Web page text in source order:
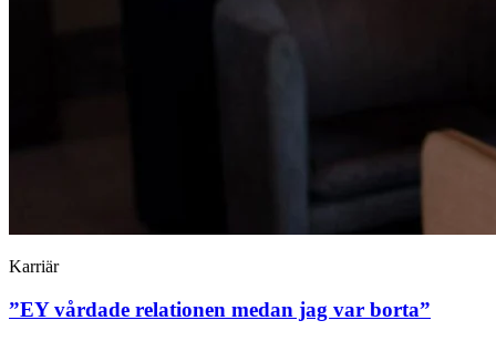
Karriär
”EY vårdade relationen medan jag var borta”